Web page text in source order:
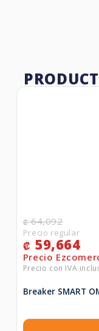
₡64,092
₡ 59,664
Breaker SMART